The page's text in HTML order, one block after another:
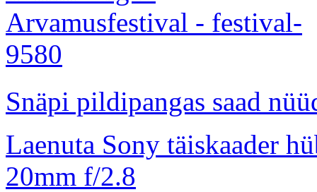
Snäpi pildipangas saad
Laenuta Sony täiskaader
20mm f/2.8